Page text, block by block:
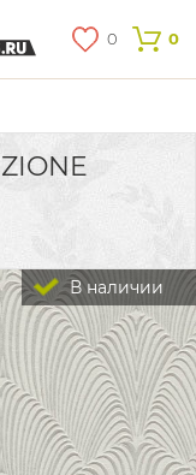
0 0
В наличии